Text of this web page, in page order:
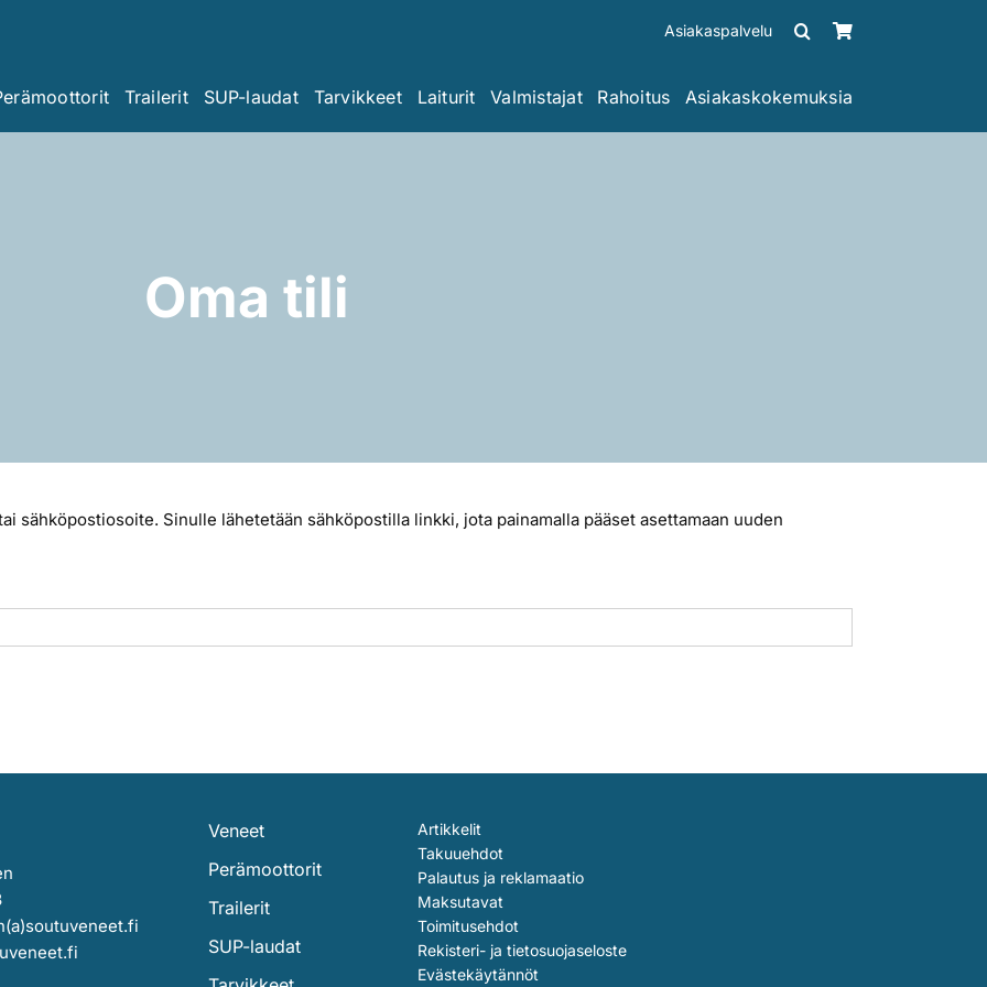
Asiakaspalvelu
Trailerit SUP-laudat Tarvikkeet Laiturit Valmistajat Rahoitus Asiakaskokemuksia
Oma tili
sähköpostiosoite. Sinulle lähetetään sähköpostilla linkki, jota painamalla pääset asettamaan uuden
Veneet
Perämoottorit
Trailerit
SUP-laudat
Artikkelit
Takuuehdot
Palautus ja reklamaatio
Maksutavat
Toimitusehdot
Rekisteri- ja tietosuojaseloste
Evästekäytännöt